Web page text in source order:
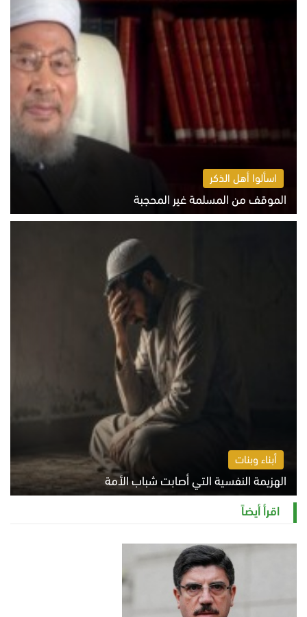
اسألوا أهل الذكر
الموقف من المسلمة غير المحجبة
الخميس 6 أغسطس 2026 10:45 ص
أبناء وبنات
الهزيمة النفسية التي أصابت شباب الأمة
الخميس 6 أغسطس 2026 11:12 ص
اقرأ أيضاً